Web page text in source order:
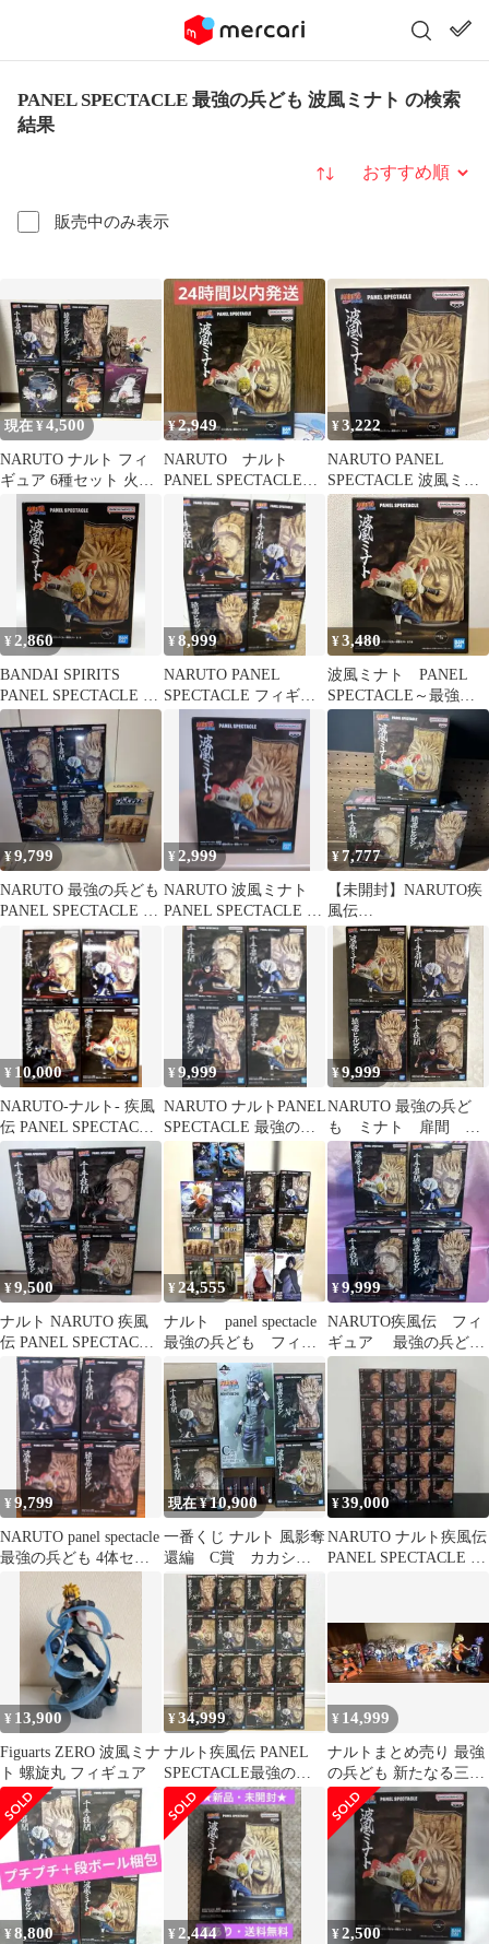
PANEL SPECTACLE 最強の兵ども 波風ミナト の検索
結果
販売中のみ表示
並び替え
現在 ¥4,500
NARUTO ナルト フィ
ギュア 6種セット 火影
第七班 三竦み
¥2,949
NARUTO ナルト
PANEL SPECTACLE
波風ミナト フィギュ
ア ①
¥3,222
NARUTO PANEL
SPECTACLE 波風ミナ
ト 最強の兵ども
¥ 2,860
BANDAI SPIRITS
PANEL SPECTACLE 最
強の兵ども 波風ミナト
¥8,999
NARUTO PANEL
SPECTACLE フィギュ
ア 4体セット
¥3,480
波風ミナト PANEL
SPECTACLE～最強の
兵ども～波風ミナト
¥9,799
NARUTO 最強の兵ども
PANEL SPECTACLE フ
ィグラフ 火影岩
¥2,999
NARUTO 波風ミナト
PANEL SPECTACLE フ
ィギュア
¥7,777
【未開封】NARUTO疾
風伝
PANELSPECTACLE～
最強の兵ども～ 3種
¥ 10,000
NARUTO-ナルト- 疾風
伝 PANEL SPECTACLE
～最強の兵ども～
¥9,999
NARUTO ナルトPANEL
SPECTACLE 最強の兵
ども 4種セット
¥9,999
NARUTO 最強の兵ど
も ミナト 扉間 柱
間 3代目 猿飛ヒルゼ
ン 未開封
¥9,500
ナルト NARUTO 疾風
伝 PANEL SPECTACLE
フィギュア 4種
¥24,555
ナルト panel spectacle
最強の兵ども フィグ
ライフ 忍界造形列伝
¥9,999
NARUTO疾風伝 フィ
ギュア 最強の兵ど
も 4点セット
¥9,799
NARUTO panel spectacle
最強の兵ども 4体セッ
現在 ¥10,900
一番くじ ナルト 風影奪
還編 C賞 カカシ
最強の兵ども フィギ
ュア セット
¥39,000
NARUTO ナルト疾風伝
PANEL SPECTACLE 最
¥ 13,900
Figuarts ZERO 波風ミナ
ト 螺旋丸 フィギュア
¥34,999
ナルト疾風伝 PANEL
SPECTACLE最強の兵
ども フィギュア まとめ
売り
¥ 14,999
ナルトまとめ売り 最強
の兵ども 新たなる三竦
み 20周年記念衣装 時を
越えた出陣
¥8,800 ¥2,444 ¥2,500